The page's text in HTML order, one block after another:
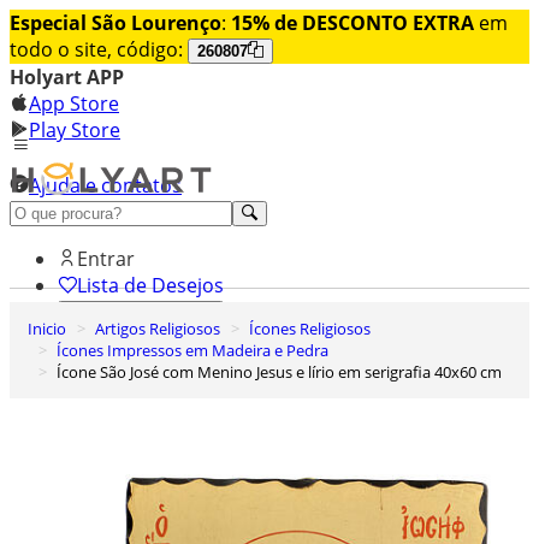
Especial São Lourenço: 15% de DESCONTO EXTRA em
todo o site, código:
260807
Holyart APP
App Store
Play Store
Ajuda e contatos
Conheça premium
Entrar
Lista de Desejos
0
Carrinho de Compras
Inicio Artigos Religiosos
Ícones Religiosos
Ícones Impressos em Madeira e Pedra
Ícone São José com Menino Jesus e lírio em serigrafia 40x60 cm